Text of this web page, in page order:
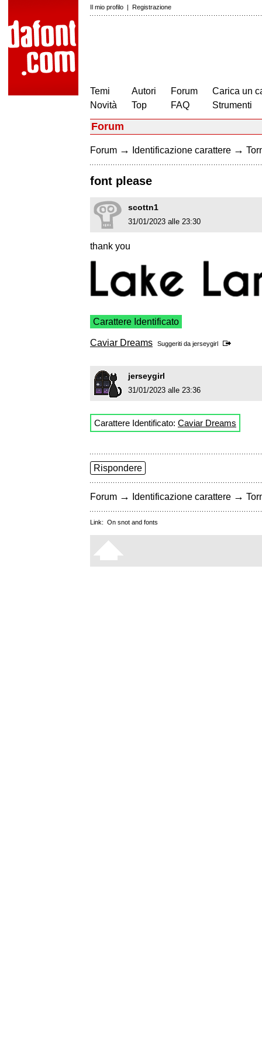
Il mio profilo | Registrazione
Temi
Novità
Autori
Top
Forum
FAQ
Carica un
Strumenti
Forum
Forum → Identificazione carattere →
font please
scottn1
31/01/2023 alle 23:30
thank you
Carattere Identificato
Caviar Dreams Suggeriti da jerseygirl
jerseygirl
31/01/2023 alle 23:36
Carattere Identificato: Caviar Dreams
Rispondere
Forum → Identificazione carattere →
Link: On snot and fonts